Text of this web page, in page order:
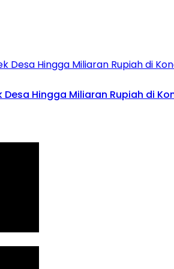
Desa Hingga Miliaran Rupiah di